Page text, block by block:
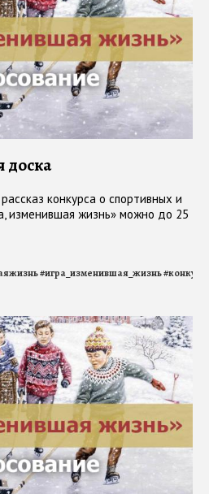
доска
конкурса о спортивных и
изменившая жизнь» можно до 25
#игра_изменившая_жизнь#